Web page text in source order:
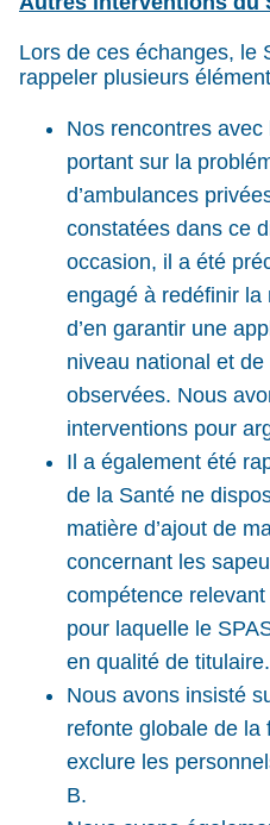
Lors de ces échanges, le
rappeler plusieurs
Nos rencontres
portant sur la
d’ambulances
constatées dans ce
occasion, il a été
engagé à redéfinir la
d’en garantir une
niveau national et
observées. Nous
interventions pour
Il a également été
de la Santé ne
matière d’ajout de
concernant les
compétence
pour laquelle le
en qualité de titulaire.
Nous avons insisté
refonte globale de la
exclure les
B.